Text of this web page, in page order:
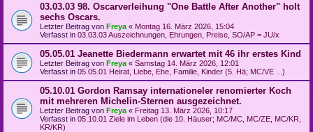
03.03.03 98. Oscarverleihung "One Battle After Another" holt
sechs Oscars.
Letzter Beitrag von Freya « Montag 16. März 2026, 15:04
Verfasst in 03.03.03 Auszeichnungen, Ehrungen, Preise, SO/AP = JU/x
05.05.01 Jeanette Biedermann erwartet mit 46 ihr erstes Kind
Letzter Beitrag von Freya « Samstag 14. März 2026, 12:01
Verfasst in 05.05.01 Heirat, Liebe, Ehe, Familie, Kinder (5. Hä; MC/VE ...)
05.10.01 Gordon Ramsay internationeler renomierter Koch
mit mehreren Michelin-Sternen ausgezeichnet.
Letzter Beitrag von Freya « Freitag 13. März 2026, 10:17
Verfasst in 05.10.01 Ziele im Leben (die 10. Häuser; MC/MC, MC/ZE, MC/KR,
KR/KR)